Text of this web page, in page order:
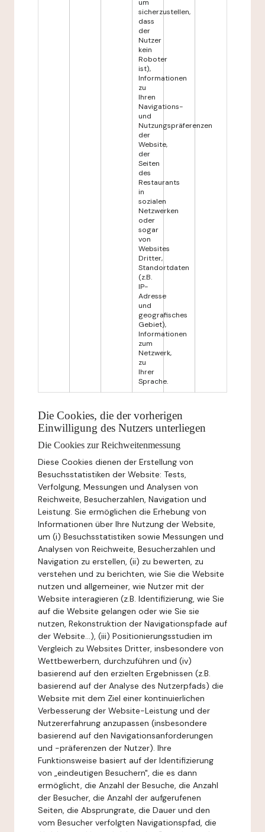
um
sicherzustellen,
dass
der
Nutzer
kein
Roboter
ist),
Informationen
zu
Ihren
Navigations-
und
Nutzungspräferenzen
der
Website,
der
Seiten
des
Restaurants
in
sozialen
Netzwerken
oder
sogar
von
Websites
Dritter,
Standortdaten
(z.B.
IP-
Adresse
und
geografisches
Gebiet),
Informationen
zum
Netzwerk,
zu
Ihrer
Sprache.
Die Cookies, die der vorherigen
Einwilligung des Nutzers unterliegen
Die Cookies zur Reichweitenmessung
Diese Cookies dienen der Erstellung von
Besuchsstatistiken der Website: Tests,
Verfolgung, Messungen und Analysen von
Reichweite, Besucherzahlen, Navigation und
Leistung. Sie ermöglichen die Erhebung von
Informationen über Ihre Nutzung der Website,
um (i) Besuchsstatistiken sowie Messungen und
Analysen von Reichweite, Besucherzahlen und
Navigation zu erstellen, (ii) zu bewerten, zu
verstehen und zu berichten, wie Sie die Website
nutzen und allgemeiner, wie Nutzer mit der
Website interagieren (z.B. Identifizierung, wie Sie
auf die Website gelangen oder wie Sie sie
nutzen, Rekonstruktion der Navigationspfade auf
der Website...), (iii) Positionierungsstudien im
Vergleich zu Websites Dritter, insbesondere von
Wettbewerbern, durchzuführen und (iv)
basierend auf den erzielten Ergebnissen (z.B.
basierend auf der Analyse des Nutzerpfads) die
Website mit dem Ziel einer kontinuierlichen
Verbesserung der Website-Leistung und der
Nutzererfahrung anzupassen (insbesondere
basierend auf den Navigationsanforderungen
und -präferenzen der Nutzer). Ihre
Funktionsweise basiert auf der Identifizierung
von „eindeutigen Besuchern", die es dann
ermöglicht, die Anzahl der Besuche, die Anzahl
der Besucher, die Anzahl der aufgerufenen
Seiten, die Absprungrate, die Dauer und den
vom Besucher verfolgten Navigationspfad, die